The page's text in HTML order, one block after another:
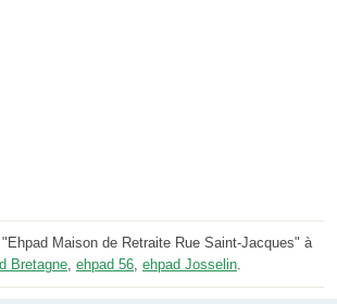
Maison de Retraite Rue Saint-Jacques" à
Bretagne, ehpad 56, ehpad Josselin.